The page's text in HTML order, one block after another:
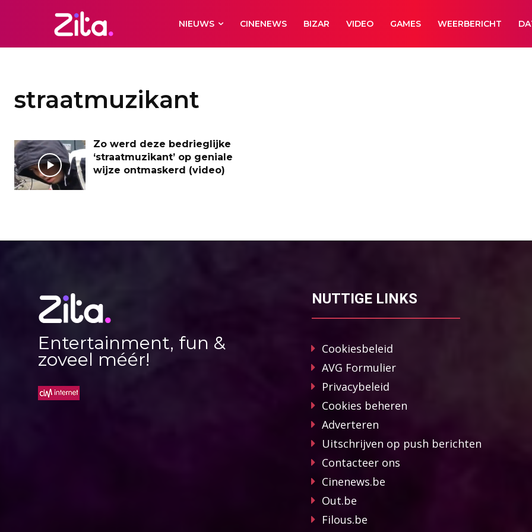
NIEUWS CINENEWS BIZAR VIDEO GAMES WEERBERICHT
straatmuzikant
Zo werd deze bedrieglijke
‘straatmuzikant’ op geniale
wijze ontmaskerd (video)
Entertainment, fun &
zoveel méér!
NUTTIGE LINKS
Cookiesbeleid
AVG Formulier
Privacybeleid
Cookies beheren
Adverteren
Uitschrijven op push berichten
Contacteer ons
Cinenews.be
Out.be
Filous.be